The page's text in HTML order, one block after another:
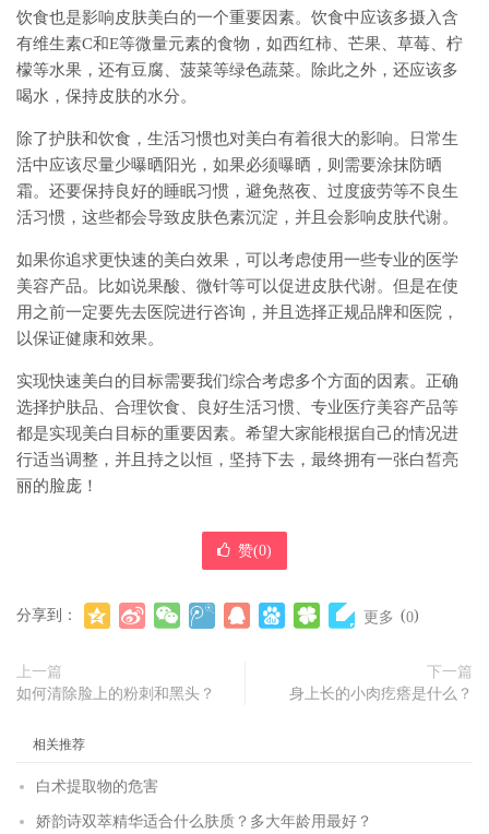
饮食也是影响皮肤美白的一个重要因素。饮食中应该多摄入含
有维生素C和E等微量元素的食物，如西红柿、芒果、草莓、柠
檬等水果，还有豆腐、菠菜等绿色蔬菜。除此之外，还应该多
喝水，保持皮肤的水分。
除了护肤和饮食，生活习惯也对美白有着很大的影响。日常生
活中应该尽量少曝晒阳光，如果必须曝晒，则需要涂抹防晒
霜。还要保持良好的睡眠习惯，避免熬夜、过度疲劳等不良生
活习惯，这些都会导致皮肤色素沉淀，并且会影响皮肤代谢。
如果你追求更快速的美白效果，可以考虑使用一些专业的医学
美容产品。比如说果酸、微针等可以促进皮肤代谢。但是在使
用之前一定要先去医院进行咨询，并且选择正规品牌和医院，
以保证健康和效果。
实现快速美白的目标需要我们综合考虑多个方面的因素。正确
选择护肤品、合理饮食、良好生活习惯、专业医疗美容产品等
都是实现美白目标的重要因素。希望大家能根据自己的情况进
行适当调整，并且持之以恒，坚持下去，最终拥有一张白皙亮
丽的脸庞！
赞(0)
分享到： 更多 (0)
上一篇
如何清除脸上的粉刺和黑头？
下一篇
身上长的小肉疙瘩是什么？
相关推荐
白术提取物的危害
娇韵诗双萃精华适合什么肤质？多大年龄用最好？